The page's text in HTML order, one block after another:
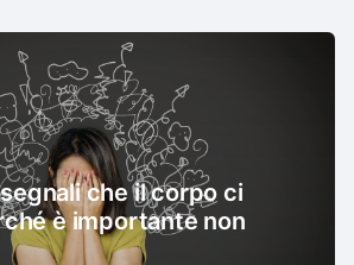
che il corpo ci
è importante non